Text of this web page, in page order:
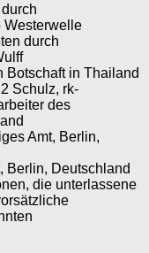
Westerwelle
durch
Botschaft in Thailand
Schulz, rk-
des
Amt, Berlin,
Berlin, Deutschland
die unterlassene